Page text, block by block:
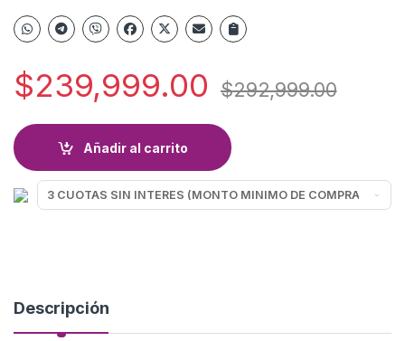
$239,999.00 $292,999.00
Añadir al carrito
Descripción